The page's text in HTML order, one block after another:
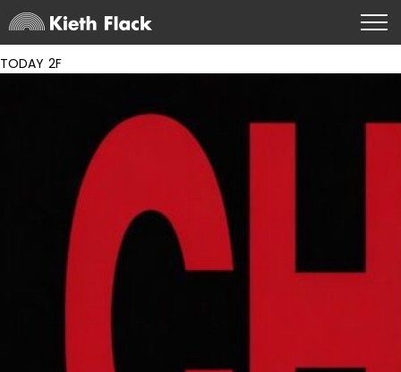
TODAY 2F